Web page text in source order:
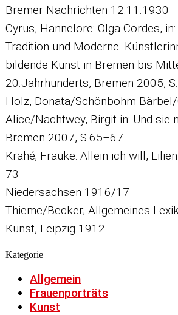
Bremer Nachrichten 12.11.1930
Cyrus, Hannelore: Olga Cordes,
Tradition und Moderne.
bildende Kunst in Bremen bis
20.Jahrhunderts, Bremen 2005,
Holz, Donata/Schönbohm Bärbel/
Alice/Nachtwey, Birgit in: Und sie
Bremen 2007, S.65–67
Krahé‚ Frauke: Allein ich will,
73
Niedersachsen 1916/17
Thieme/Becker; Allgemeines
Kunst, Leipzig 1912.
Kategorie
Allgemein
Frauenporträts
Kunst